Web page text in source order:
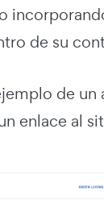
de su
de un
enlace al